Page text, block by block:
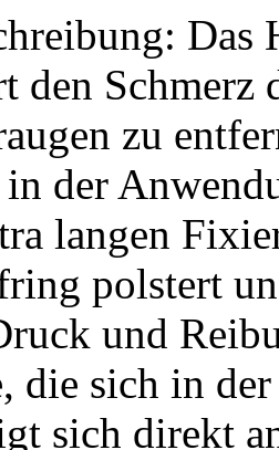
Das
den Schmerz
zu
der
langen
polstert
und
die sich in
sich direkt